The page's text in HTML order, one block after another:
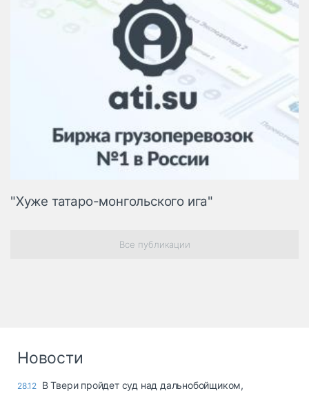
"Хуже татаро-монгольского ига"
Все публикации
Новости
28.12 В Твери пройдет суд над дальнобойщиком,